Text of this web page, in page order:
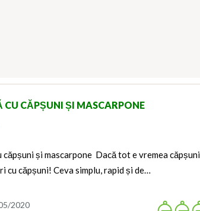
CU CĂPȘUNI ȘI MASCARPONE
căpșuni și mascarpone Dacă tot e vremea
cu căpșuni! Ceva simplu, rapid și de…
2020